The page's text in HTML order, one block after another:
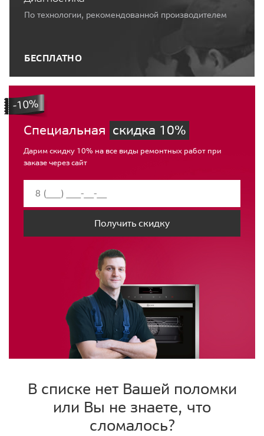
По технологии, рекомендованной производителем
БЕСПЛАТНО
Специальная скидка 10%
Дарим скидку 10% на все виды ремонтных работ при
заказе через сайт
Получить скидку
В списке нет Вашей поломки
или Вы не знаете, что
сломалось?